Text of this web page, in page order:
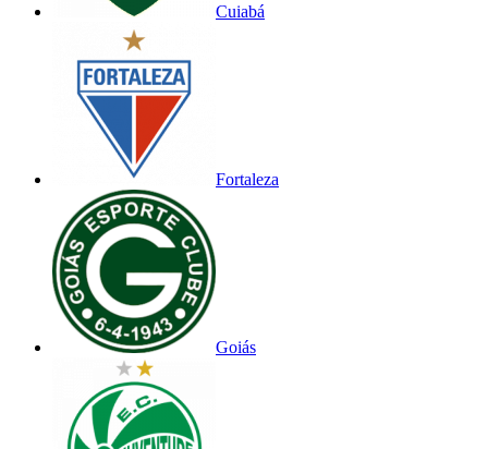
Cuiabá
Fortaleza
Goiás